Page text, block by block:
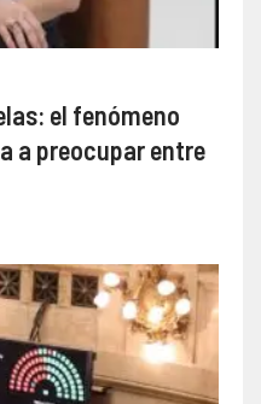
el fenómeno
a preocupar entre